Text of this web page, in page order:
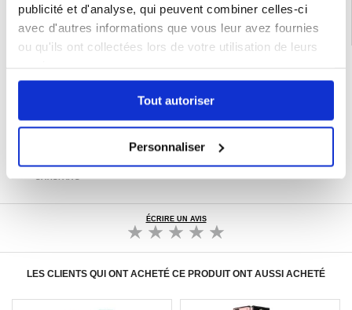
publicité et d'analyse, qui peuvent combiner celles-ci
avec d'autres informations que vous leur avez fournies
ou qu'ils ont collectées lors de votre utilisation de leurs
Tout autoriser
Personnaliser
POUR LES MEMBRES DU CLUB24
LUN - VEN 10H - 22H
POLITIQUE DE RETOUR DE 30 JOURS
PLUS DE 8 000 000 DE CLIENTS
ÉCRIRE UN AVIS
LES CLIENTS QUI ONT ACHETÉ CE PRODUIT ONT AUSSI ACHETÉ